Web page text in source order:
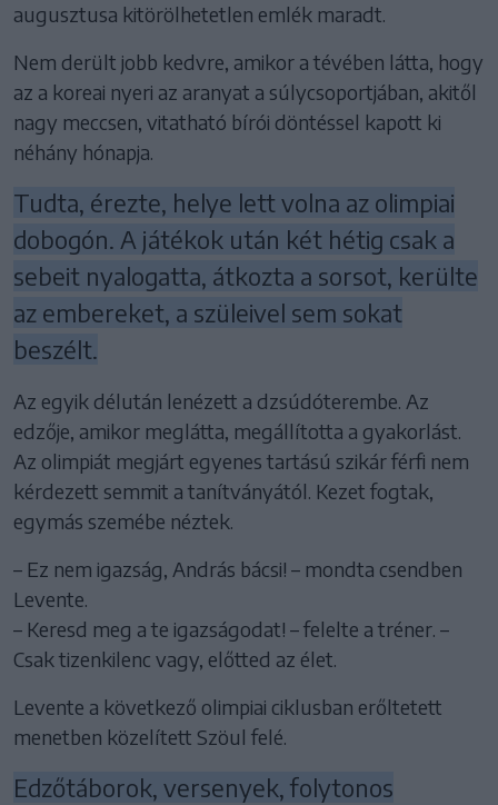
augusztusa kitörölhetetlen emlék maradt.
Nem derült jobb kedvre, amikor a tévében látta, hogy
az a koreai nyeri az aranyat a súlycsoportjában, akitől
nagy meccsen, vitatható bírói döntéssel kapott ki
néhány hónapja.
Tudta, érezte, helye lett volna az olimpiai
dobogón. A játékok után két hétig csak a
sebeit nyalogatta, átkozta a sorsot, kerülte
az embereket, a szüleivel sem sokat
beszélt.
Az egyik délután lenézett a dzsúdóterembe. Az
edzője, amikor meglátta, megállította a gyakorlást.
Az olimpiát megjárt egyenes tartású szikár férfi nem
kérdezett semmit a tanítványától. Kezet fogtak,
egymás szemébe néztek.
– Ez nem igazság, András bácsi! – mondta csendben
Levente.
– Keresd meg a te igazságodat! – felelte a tréner. –
Csak tizenkilenc vagy, előtted az élet.
Levente a következő olimpiai ciklusban erőltetett
menetben közelített Szöul felé.
Edzőtáborok, versenyek, folytonos